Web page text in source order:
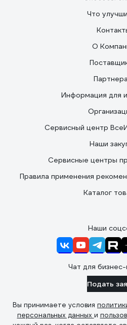
Что
О
Информация для
Сервисный центр
Наши
Сервисные центры
Правила применения
Каталог
Наши
Чат для
Подать
Вы принимаете условия
персональных данных и